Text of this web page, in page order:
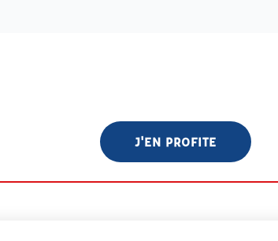
J'EN PROFITE